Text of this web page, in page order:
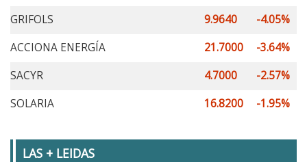
GRIFOLS
9.9640
-4.05%
ACCIONA ENERGÍA
21.7000
-3.64%
SACYR
4.7000
-2.57%
SOLARIA
16.8200 -1.95%
LAS + LEIDAS